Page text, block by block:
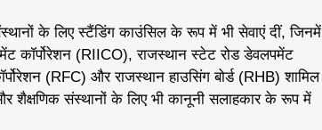
के लिए स्टैंडिंग काउंसिल के रूप में भी सेवाएं दीं, जिनमें
कॉर्पोरेशन (RIICO), राजस्थान स्टेट रोड डेवलपमेंट
(RFC) और राजस्थान हाउसिंग बोर्ड (RHB) शामिल
और शैक्षणिक संस्थानों के लिए भी कानूनी सलाहकार के रूप में